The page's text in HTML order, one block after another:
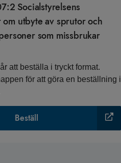
Socialstyrelsens
utbyte av sprutor och
som missbrukar
att beställa i tryckt format.
för att göra en beställning i
Beställ